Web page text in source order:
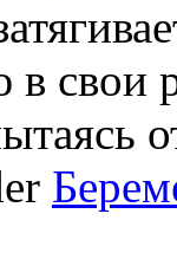
в свои